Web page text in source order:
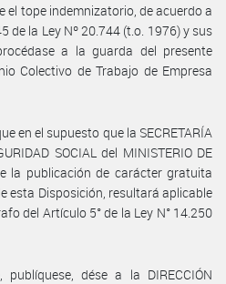
el tope indemnizatorio, de acuerdo a
de la Ley Nº 20.744 (t.o. 1976) y sus
a la guarda del presente
Colectivo de Trabajo de Empresa
en el supuesto que la SECRETARÍA
SOCIAL del MINISTERIO DE
la publicación de carácter gratuita
esta Disposición, resultará aplicable
del Artículo 5° de la Ley N° 14.250
publíquese, dése a la DIRECCIÓN